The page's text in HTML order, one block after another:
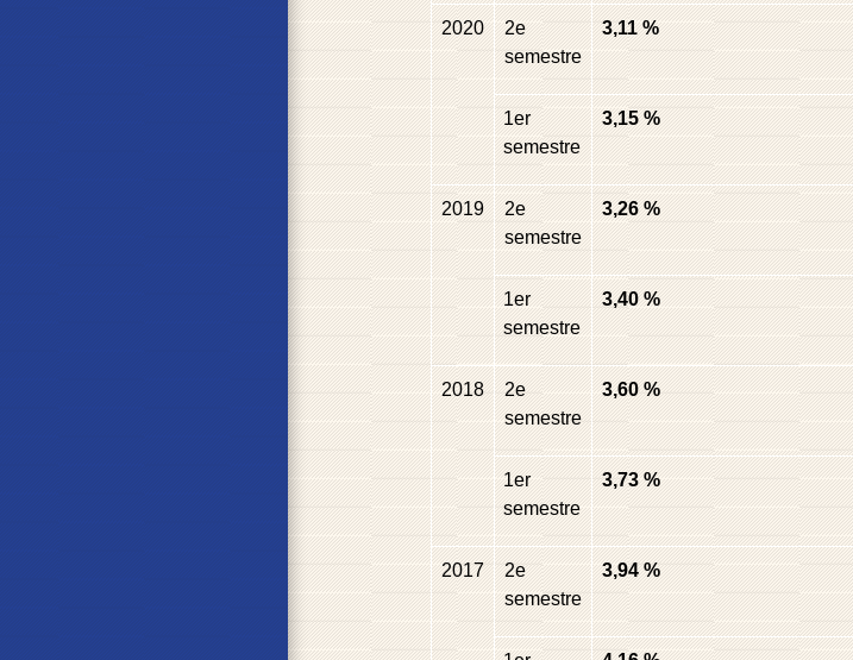
2020 2e
semestre
3,11 %
1er
semestre
3,15 %
2019 2e
semestre
3,26 %
1er
semestre
3,40 %
2018 2e
semestre
3,60 %
1er
semestre
3,73 %
2017 2e
semestre
3,94 %